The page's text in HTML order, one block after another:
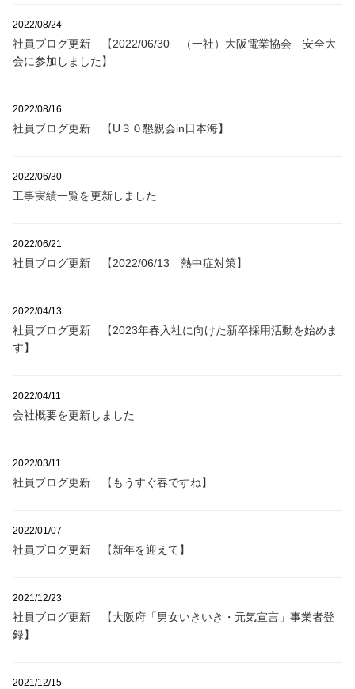
2022/08/24
社員ブログ更新 【2022/06/30 （一社）大阪電業協会 安全大
会に参加しました】
2022/08/16
社員ブログ更新 【U３０懇親会in日本海】
2022/06/30
工事実績一覧を更新しました
2022/06/21
社員ブログ更新 【2022/06/13 熱中症対策】
2022/04/13
社員ブログ更新 【2023年春入社に向けた新卒採用活動を始めま
す】
2022/04/11
会社概要を更新しました
2022/03/11
社員ブログ更新 【もうすぐ春ですね】
2022/01/07
社員ブログ更新 【新年を迎えて】
2021/12/23
社員ブログ更新 【大阪府「男女いきいき・元気宣言」事業者登
録】
2021/12/15